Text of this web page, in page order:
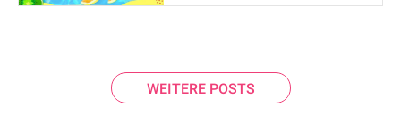
WEITERE POSTS